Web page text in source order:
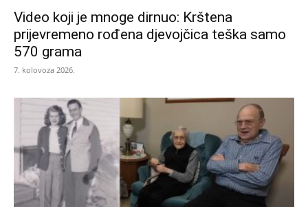
Video koji je mnoge dirnuo: Krštena
prijevremeno rođena djevojčica teška samo
570 grama
7. kolovoza 2026.